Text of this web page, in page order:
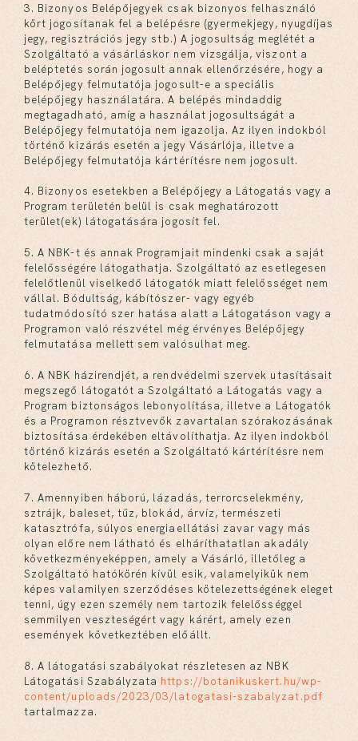
3. Bizonyos Belépőjegyek csak bizonyos felhasználó
kört jogosítanak fel a belépésre (gyermekjegy, nyugdíjas
jegy, regisztrációs jegy stb.) A jogosultság meglétét a
Szolgáltató a vásárláskor nem vizsgálja, viszont a
beléptetés során jogosult annak ellenőrzésére, hogy a
Belépőjegy felmutatója jogosult-e a speciális
belépőjegy használatára. A belépés mindaddig
megtagadható, amíg a használat jogosultságát a
Belépőjegy felmutatója nem igazolja. Az ilyen indokból
történő kizárás esetén a jegy Vásárlója, illetve a
Belépőjegy felmutatója kártérítésre nem jogosult.
4. Bizonyos esetekben a Belépőjegy a Látogatás vagy a
Program területén belül is csak meghatározott
terület(ek) látogatására jogosít fel.
5. A NBK-t és annak Programjait mindenki csak a saját
felelősségére látogathatja. Szolgáltató az esetlegesen
felelőtlenül viselkedő látogatók miatt felelősséget nem
vállal. Bódultság, kábítószer- vagy egyéb
tudatmódosító szer hatása alatt a Látogatáson vagy a
Programon való részvétel még érvényes Belépőjegy
felmutatása mellett sem valósulhat meg.
6. A NBK házirendjét, a rendvédelmi szervek utasításait
megszegő látogatót a Szolgáltató a Látogatás vagy a
Program biztonságos lebonyolítása, illetve a Látogatók
és a Programon résztvevők zavartalan szórakozásának
biztosítása érdekében eltávolíthatja. Az ilyen indokból
történő kizárás esetén a Szolgáltató kártérítésre nem
kötelezhető.
7. Amennyiben háború, lázadás, terrorcselekmény,
sztrájk, baleset, tűz, blokád, árvíz, természeti
katasztrófa, súlyos energiaellátási zavar vagy más
olyan előre nem látható és elháríthatatlan akadály
következményeképpen, amely a Vásárló, illetőleg a
Szolgáltató hatókörén kívül esik, valamelyikük nem
képes valamilyen szerződéses kötelezettségének eleget
tenni, úgy ezen személy nem tartozik felelősséggel
semmilyen veszteségért vagy kárért, amely ezen
események következtében előállt.
8. A látogatási szabályokat részletesen az NBK
Látogatási Szabályzata https://botanikuskert.hu/wp-
content/uploads/2023/03/latogatasi-szabalyzat.pdf
tartalmazza.